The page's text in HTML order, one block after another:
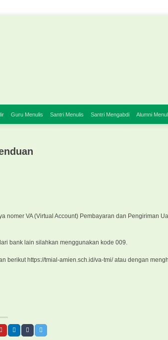
Guru Menulis Santri Menulis Santri Mengabdi Alumni
VA (Virtual Account) Pembayaran dan Pengiriman
bank lain silahkan menggunakan kode 009.
berikut https://tmial-amien.sch.id/va-tmi/ atau dengan